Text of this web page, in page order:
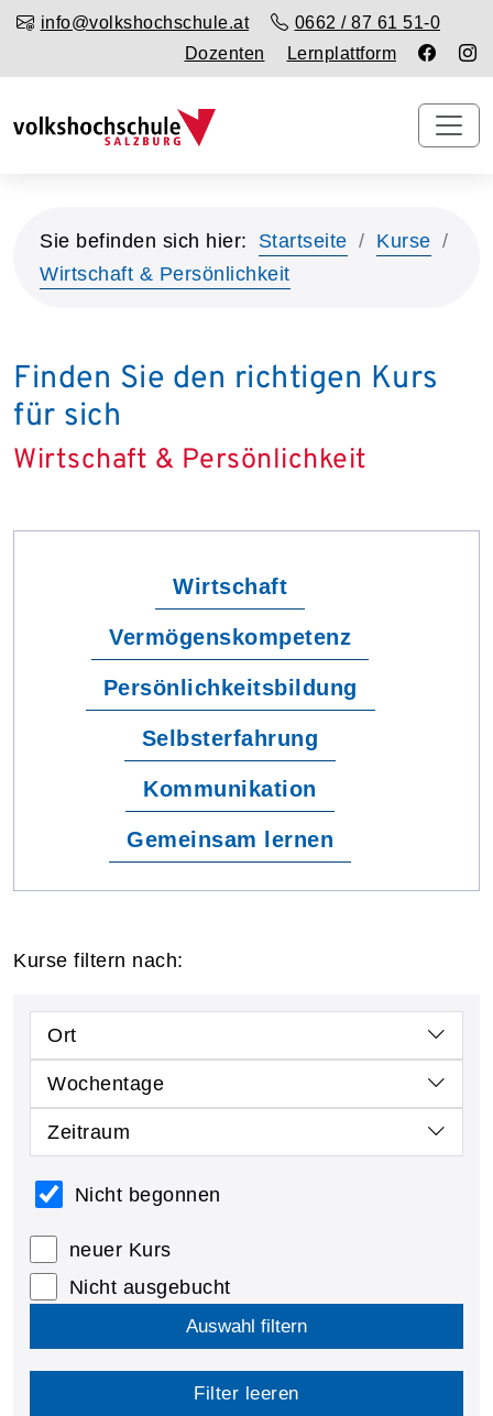
info@volkshochschule.at
0662 / 87 61 51-0
Dozenten
Lernplattform
Sie befinden sich hier: Startseite
Kurse
Wirtschaft & Persönlichkeit
Finden Sie den richtigen Kurs
für sich
Wirtschaft & Persönlichkeit
Wirtschaft
Vermögenskompetenz
Persönlichkeitsbildung
Selbsterfahrung
Kommunikation
Gemeinsam lernen
Kurse filtern nach:
Ort
Wochentage
Zeitraum
Nicht begonnen
neuer Kurs
Nicht ausgebucht
Auswahl filtern
Filter leeren